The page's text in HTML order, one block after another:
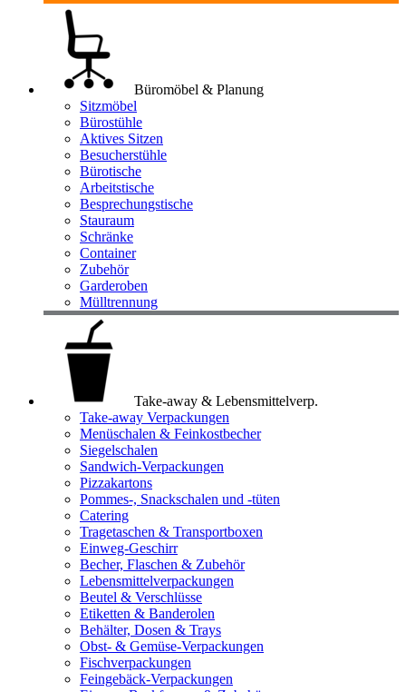
Büromöbel & Planung
Sitzmöbel
Bürostühle
Aktives Sitzen
Besucherstühle
Bürotische
Arbeitstische
Besprechungstische
Stauraum
Schränke
Container
Zubehör
Garderoben
Mülltrennung
Take-away & Lebensmittelverp.
Take-away Verpackungen
Menüschalen & Feinkostbecher
Siegelschalen
Sandwich-Verpackungen
Pizzakartons
Pommes-, Snackschalen und -tüten
Catering
Tragetaschen & Transportboxen
Einweg-Geschirr
Becher, Flaschen & Zubehör
Lebensmittelverpackungen
Beutel & Verschlüsse
Etiketten & Banderolen
Behälter, Dosen & Trays
Obst- & Gemüse-Verpackungen
Fischverpackungen
Feingebäck-Verpackungen